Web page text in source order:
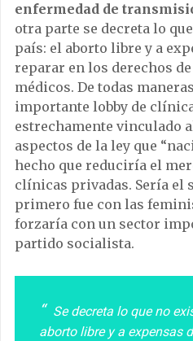
enfermedad de
otra parte se decreta lo
país: el aborto libre y a
reparar en los derechos
médicos. De todas
importante lobby de
estrechamente vinculado
aspectos de la ley que
hecho que reduciría el
clínicas privadas. Sería el
primero fue con las
forzaría con un sector
partido socialista.
Se decreta lo que no
aborto libre y a expensas